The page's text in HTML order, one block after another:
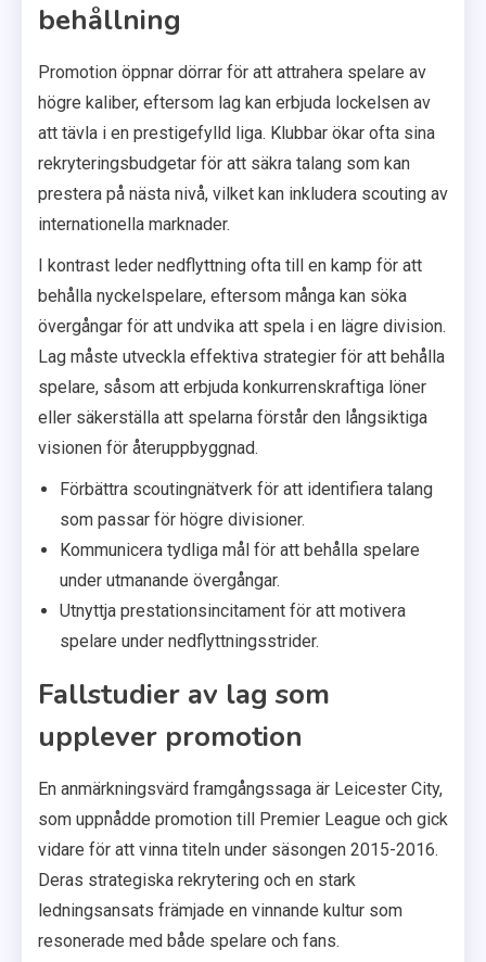
behållning
Promotion öppnar dörrar för att attrahera spelare av
högre kaliber, eftersom lag kan erbjuda lockelsen av
att tävla i en prestigefylld liga. Klubbar ökar ofta sina
rekryteringsbudgetar för att säkra talang som kan
prestera på nästa nivå, vilket kan inkludera scouting av
internationella marknader.
I kontrast leder nedflyttning ofta till en kamp för att
behålla nyckelspelare, eftersom många kan söka
övergångar för att undvika att spela i en lägre division.
Lag måste utveckla effektiva strategier för att behålla
spelare, såsom att erbjuda konkurrenskraftiga löner
eller säkerställa att spelarna förstår den långsiktiga
visionen för återuppbyggnad.
Förbättra scoutingnätverk för att identifiera talang
som passar för högre divisioner.
Kommunicera tydliga mål för att behålla spelare
under utmanande övergångar.
Utnyttja prestationsincitament för att motivera
spelare under nedflyttningsstrider.
Fallstudier av lag som
upplever promotion
En anmärkningsvärd framgångssaga är Leicester City,
som uppnådde promotion till Premier League och gick
vidare för att vinna titeln under säsongen 2015-2016.
Deras strategiska rekrytering och en stark
ledningsansats främjade en vinnande kultur som
resonerade med både spelare och fans.